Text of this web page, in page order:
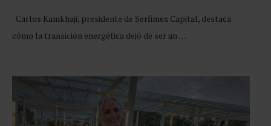
Carlos Kamkhaji, presidente de Serfimex Capital, destaca
cómo la transición energética dejó de ser un …